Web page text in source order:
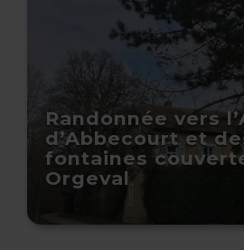
Randonnée vers
d’Abbecourt et
fontaines
Orgeval